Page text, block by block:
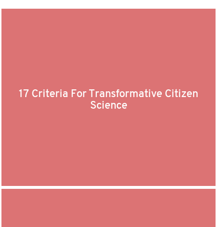
17 Criteria For Transformative Citizen
Science